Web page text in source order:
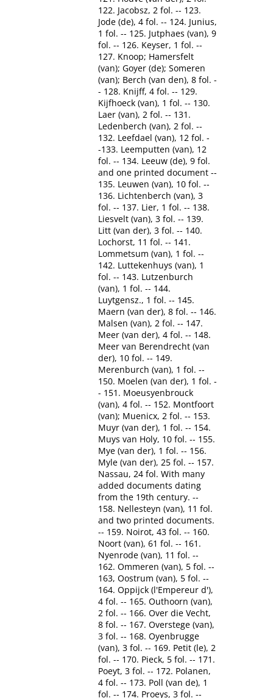
122. Jacobsz, 2 fol. -- 123.
Jode (de), 4 fol. -- 124. Junius,
1 fol. -- 125. Jutphaes (van), 9
fol. -- 126. Keyser, 1 fol. --
127. Knoop; Hamersfelt
(van); Goyer (de); Someren
(van); Berch (van den), 8 fol. -
- 128. Knijff, 4 fol. -- 129.
Kijfhoeck (van), 1 fol. -- 130.
Laer (van), 2 fol. -- 131.
Ledenberch (van), 2 fol. --
132. Leefdael (van), 12 fol. -
-133. Leemputten (van), 12
fol. -- 134. Leeuw (de), 9 fol.
and one printed document --
135. Leuwen (van), 10 fol. --
136. Lichtenberch (van), 3
fol. -- 137. Lier, 1 fol. -- 138.
Liesvelt (van), 3 fol. -- 139.
Litt (van der), 3 fol. -- 140.
Lochorst, 11 fol. -- 141.
Lommetsum (van), 1 fol. --
142. Luttekenhuys (van), 1
fol. -- 143. Lutzenburch
(van), 1 fol. -- 144.
Luytgensz., 1 fol. -- 145.
Maern (van der), 8 fol. -- 146.
Malsen (van), 2 fol. -- 147.
Meer (van der), 4 fol. -- 148.
Meer van Berendrecht (van
der), 10 fol. -- 149.
Merenburch (van), 1 fol. --
150. Moelen (van der), 1 fol. -
- 151. Moeusyenbrouck
(van), 4 fol. -- 152. Montfoort
(van); Muenicx, 2 fol. -- 153.
Muyr (van der), 1 fol. -- 154.
Muys van Holy, 10 fol. -- 155.
Mye (van der), 1 fol. -- 156.
Myle (van der), 25 fol. -- 157.
Nassau, 24 fol. With many
added documents dating
from the 19th century. --
158. Nellesteyn (van), 11 fol.
and two printed documents.
-- 159. Noirot, 43 fol. -- 160.
Noort (van), 61 fol. -- 161.
Nyenrode (van), 11 fol. --
162. Ommeren (van), 5 fol. --
163, Oostrum (van), 5 fol. --
164. Oppijck (l'Empereur d'),
4 fol. -- 165. Outhoorn (van),
2 fol. -- 166. Over die Vecht,
8 fol. -- 167. Overstege (van),
3 fol. -- 168. Oyenbrugge
(van), 3 fol. -- 169. Petit (le), 2
fol. -- 170. Pieck, 5 fol. -- 171.
Poeyt, 3 fol. -- 172. Polanen,
4 fol. -- 173. Poll (van de), 1
fol. -- 174. Proeys, 3 fol. --